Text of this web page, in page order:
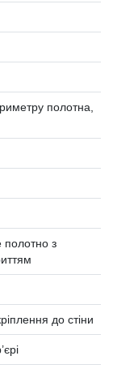
полотна,
полотно з
до стіни